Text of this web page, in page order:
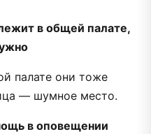
в общей палате,
палате они тоже
— шумное место.
в оповещении